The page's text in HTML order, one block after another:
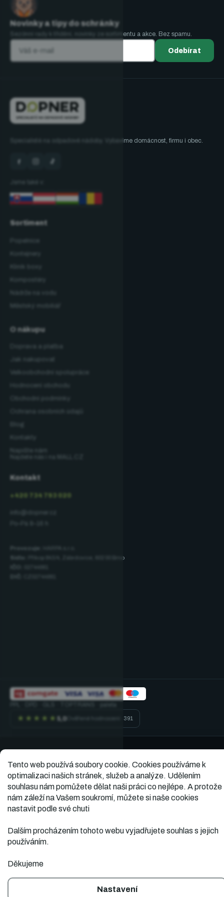
Tento web používá soubory cookie. Cookies používáme k
optimalizaci našich stránek, služeb a analýze. Udělením
souhlasu nám pomůžete dělat naši práci co nejlépe. A protože
nám záleží na Vašem soukromí, můžete si naše cookies
nastavit podle své chuti
Dalším procházením tohoto webu vyjadřujete souhlas s jejich
používáním.
Děkujeme
Nastavení
Novinky a tipy do schránky
Sezónní rady k třídění, novinky ze sortimentu a akce. Bez spamu.
Odebírat
Specialisté na odpadové nádoby. Vybavíme domácnost, firmu i obec.
Sortiment
O nákupu
Kontakt
+420 734 793 020
Příkop 843/4, Zábrdovice, 602 00 Brno
★★★★★ 5,0 Ověřené hodnocení · 391
Shoptet
vyhrazena.